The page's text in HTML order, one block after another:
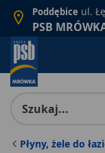
Poddębice ul.
PSB
Płyny, żele do